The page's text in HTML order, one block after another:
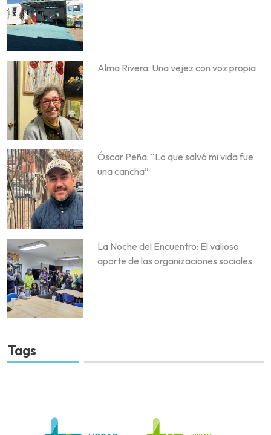
Alma Rivera: Una vejez con voz propia
Óscar Peña: “Lo que salvó mi vida fue
una cancha”
La Noche del Encuentro: El valioso
aporte de las organizaciones sociales
Tags